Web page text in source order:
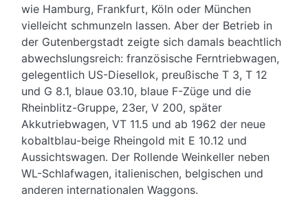
wie Hamburg, Frankfurt, Köln oder München
vielleicht schmunzeln lassen. Aber der Betrieb in
der Gutenbergstadt zeigte sich damals beachtlich
abwechslungsreich: französische Ferntriebwagen,
gelegentlich US-Diesellok, preußische T 3, T 12
und G 8.1, blaue 03.10, blaue F-Züge und die
Rheinblitz-Gruppe, 23er, V 200, später
Akkutriebwagen, VT 11.5 und ab 1962 der neue
kobaltblau-beige Rheingold mit E 10.12 und
Aussichtswagen. Der Rollende Weinkeller neben
WL-Schlafwagen, italienischen, belgischen und
anderen internationalen Waggons.